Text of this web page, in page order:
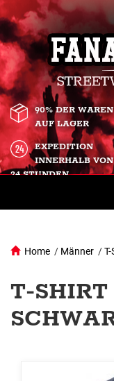
90% DER WAREN
AUF LAGER
EXPEDITION
INNERHALB VON
24 STUNDEN.
Home / Männer /
T-